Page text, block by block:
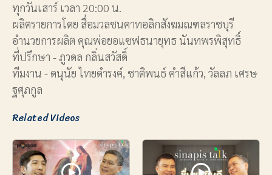
ทุกวันเสาร์ เวลา 20:00 น.
ผลิตรายการโดย สื่อมวลชนคาทอลิกสังฆมณฑลราชบุรี
อำนวยการผลิต คุณพ่อยอแซฟธนายุทธ นันทพรพิสุทธิ์
ที่ปรึกษา - ภูวดล กลิ่นสวัสดิ์
ทีมงาน - ดนุนัย ไทยดำรงค์, ชาติพนธ์ คำสีแก้ว, วัลลภ เศรษ
ฐศุภกูล
Related Videos